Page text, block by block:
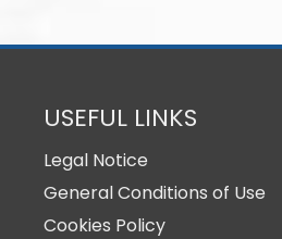
USEFUL LINKS
Legal Notice
General Conditions of Use
Cookies Policy